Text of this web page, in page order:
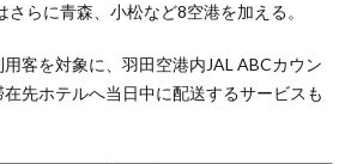
らに青森、小松など8空港を加える。
客を対象に、羽田空港内JAL ABCカウン
先ホテルへ当日中に配送するサービスも